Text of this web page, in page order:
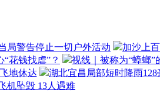
局警告停止一切户外活动
加沙上
花钱找虐”？
视线｜被称为“蟑螂
地休达
湖北宜昌局部短时降雨
机坠毁 13人遇难